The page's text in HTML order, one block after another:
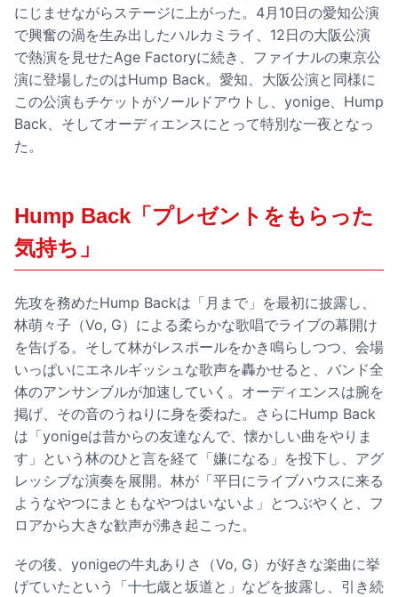
にじませながらステージに上がった。4月10日の愛知公演
で興奮の渦を生み出したハルカミライ、12日の大阪公演
で熱演を見せたAge Factoryに続き、ファイナルの東京公
演に登場したのはHump Back。愛知、大阪公演と同様に
この公演もチケットがソールドアウトし、yonige、Hump
Back、そしてオーディエンスにとって特別な一夜となっ
た。
Hump Back「プレゼントをもらった
気持ち」
先攻を務めたHump Backは「月まで」を最初に披露し、
林萌々子（Vo, G）による柔らかな歌唱でライブの幕開け
を告げる。そして林がレスポールをかき鳴らしつつ、会場
いっぱいにエネルギッシュな歌声を轟かせると、バンド全
体のアンサンブルが加速していく。オーディエンスは腕を
掲げ、その音のうねりに身を委ねた。さらにHump Back
は「yonigeは昔からの友達なんで、懐かしい曲をやりま
す」という林のひと言を経て「嫌になる」を投下し、アグ
レッシブな演奏を展開。林が「平日にライブハウスに来る
ようなやつにまともなやつはいないよ」とつぶやくと、フ
ロアから大きな歓声が沸き起こった。
その後、yonigeの牛丸ありさ（Vo, G）が好きな楽曲に挙
げていたという「十七歳と坂道と」などを披露し、引き続